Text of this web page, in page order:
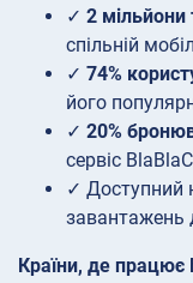
✓ 2 мільйони
спільній
✓ 74%
його
✓ 20%
сервіс
✓ Доступний
завантажень
Країни, де працює